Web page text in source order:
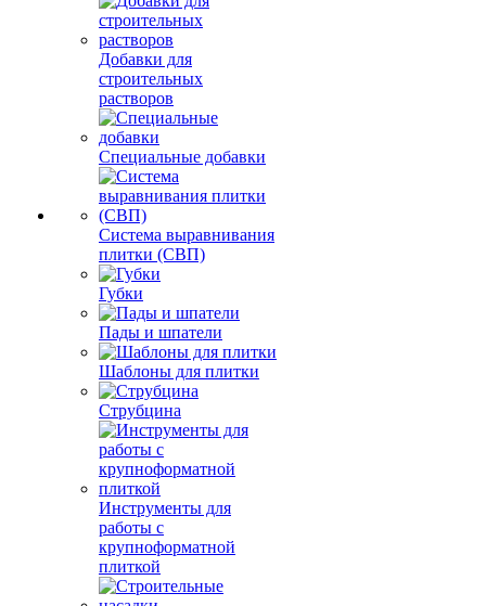
Добавки для
строительных
растворов
Специальные добавки
Система выравнивания
плитки (СВП)
Губки
Пады и шпатели
Шаблоны для плитки
Струбцина
Инструменты для
работы с
крупноформатной
плиткой